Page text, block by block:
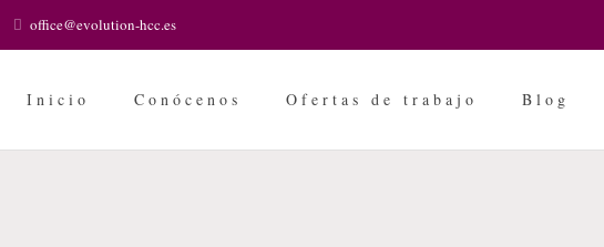
office@evolution-hcc.es
Inicio Conócenos Ofertas de trabajo Blog